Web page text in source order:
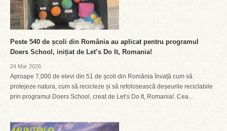
Peste 540 de școli din România au aplicat pentru programul
Doers School, inițiat de Let’s Do It, Romania!
24 Mar 2026
Aproape 7,000 de elevi din 51 de școli din România învață cum să
protejeze natura, cum să recicleze și să refolosească deșeurile reciclabile
prin programul Doers School, creat de Let’s Do It, Romania!. Cea...